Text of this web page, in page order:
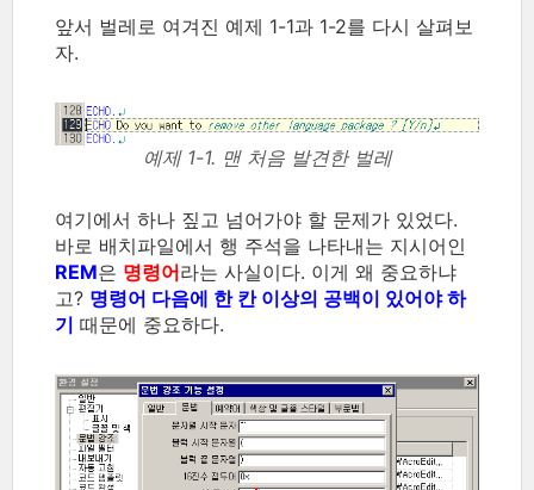
앞서 벌레로 여겨진 예제 1-1과 1-2를 다시 살펴보
자.
예제 1-1. 맨 처음 발견한 벌레
여기에서 하나 짚고 넘어가야 할 문제가 있었다.
바로 배치파일에서 행 주석을 나타내는 지시어인
REM은 명령어라는 사실이다. 이게 왜 중요하냐
고? 명령어 다음에 한 칸 이상의 공백이 있어야 하
기 때문에 중요하다.